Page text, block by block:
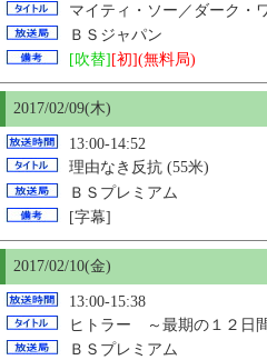
マイティ・ソー／ダーク・
ＢＳジャパン
[吹替] [初](無料局)
2017/02/09(木)
13:00-14:52
理由なき反抗 (55米)
ＢＳプレミアム
[字幕]
2017/02/10(金)
13:00-15:38
ヒトラー ～最期の１２日
ＢＳプレミアム